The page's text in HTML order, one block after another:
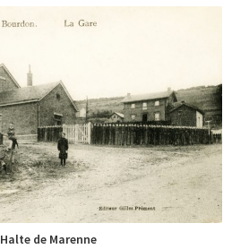
Halte de Marenne